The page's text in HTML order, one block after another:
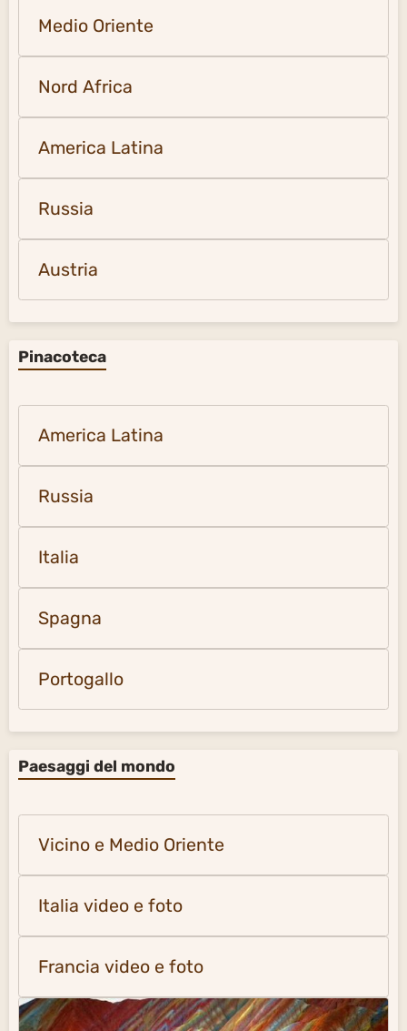
Medio Oriente
Nord Africa
America Latina
Russia
Austria
Pinacoteca
America Latina
Russia
Italia
Spagna
Portogallo
Paesaggi del mondo
Vicino e Medio Oriente
Italia video e foto
Francia video e foto